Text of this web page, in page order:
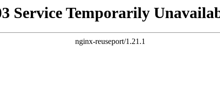
Service Temporarily
nginx-reuseport/1.21.1